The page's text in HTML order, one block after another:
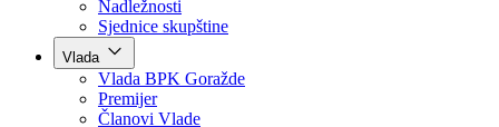
Kolegij skupštine
Skupštinski odbori i komisije
Stručna služba skupštine
Nadležnosti
Sjednice skupštine
Vlada